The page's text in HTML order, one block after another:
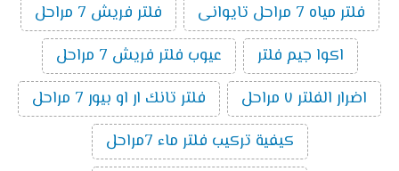
فلتر مياه 7 مراحل تايوانى
فلتر فريش 7 مراحل
اكوا جيم فلتر
عيوب فلتر فريش 7 مراحل
اضرار الفلتر ٧ مراحل
فلتر تانك ار او بيور 7 مراحل
كيفية تركيب فلتر ماء 7مراحل